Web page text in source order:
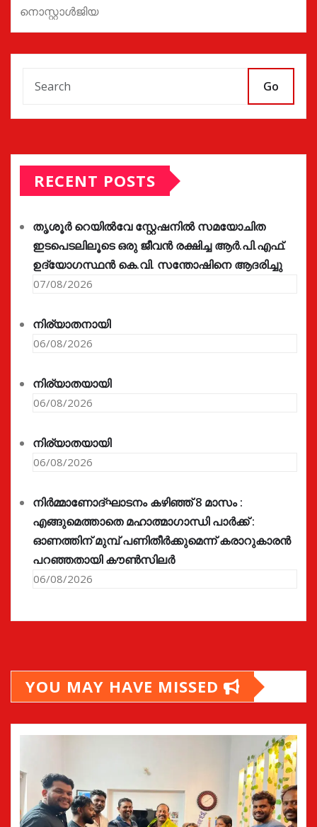
നൊസ്റ്റാൾജിയ
Go
RECENT POSTS
തൃശൂർ റെയിൽവേ സ്റ്റേഷനിൽ സമയോചിത
ഇടപെടലിലൂടെ ഒരു ജീവൻ രക്ഷിച്ച ആർ.പി.എഫ്.
ഉദ്യോഗസ്ഥൻ കെ.വി. സന്തോഷിനെ ആദരിച്ചു
07/08/2026
നിര്യാതനായി
06/08/2026
നിര്യാതയായി
06/08/2026
നിര്യാതയായി
06/08/2026
നിർമ്മാണോദ്ഘാടനം കഴിഞ്ഞ് 8 മാസം :
എങ്ങുമെത്താതെ മഹാത്മാഗാന്ധി പാർക്ക് :
ഓണത്തിന് മുമ്പ് പണിതീർക്കുമെന്ന് കരാറുകാരൻ
പറഞ്ഞതായി കൗൺസിലർ
06/08/2026
YOU MAY HAVE MISSED